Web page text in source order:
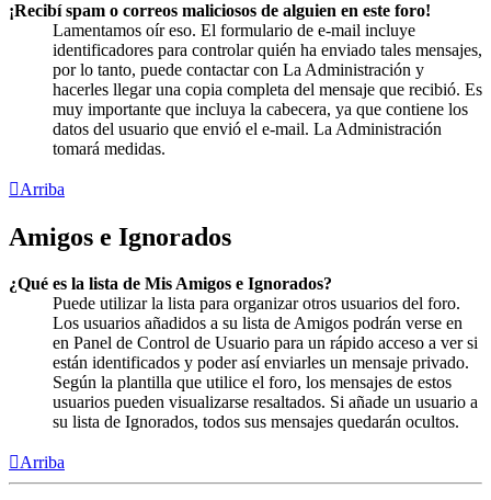
¡Recibí spam o correos maliciosos de alguien en este foro!
Lamentamos oír eso. El formulario de e-mail incluye
identificadores para controlar quién ha enviado tales mensajes,
por lo tanto, puede contactar con La Administración y
hacerles llegar una copia completa del mensaje que recibió. Es
muy importante que incluya la cabecera, ya que contiene los
datos del usuario que envió el e-mail. La Administración
tomará medidas.
Arriba
Amigos e Ignorados
¿Qué es la lista de Mis Amigos e Ignorados?
Puede utilizar la lista para organizar otros usuarios del foro.
Los usuarios añadidos a su lista de Amigos podrán verse en
en Panel de Control de Usuario para un rápido acceso a ver si
están identificados y poder así enviarles un mensaje privado.
Según la plantilla que utilice el foro, los mensajes de estos
usuarios pueden visualizarse resaltados. Si añade un usuario a
su lista de Ignorados, todos sus mensajes quedarán ocultos.
Arriba